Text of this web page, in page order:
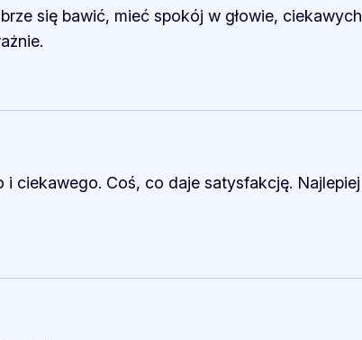
się bawić, mieć spokój w głowie, ciekawych
ciekawego. Coś, co daje satysfakcję. Najlepiej